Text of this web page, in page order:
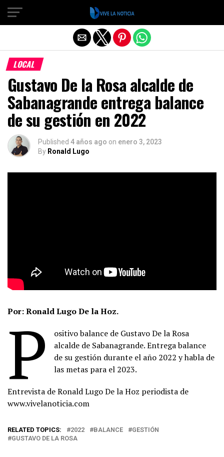
LOCAL
Gustavo De la Rosa alcalde de
Sabanagrande entrega balance
de su gestión en 2022
Published 4 años ago on enero 3, 2023
By Ronald Lugo
Por: Ronald Lugo De la Hoz.
P
ositivo balance de Gustavo De la Rosa
alcalde de Sabanagrande. Entrega balance
de su gestión durante el año 2022 y habla de
las metas para el 2023.
Entrevista de Ronald Lugo De la Hoz periodista de
www.vivelanoticia.com
RELATED TOPICS: 2022 BALANCE
GESTIÓN
GUSTAVO DE LA ROSA
Salir de la versión móvil